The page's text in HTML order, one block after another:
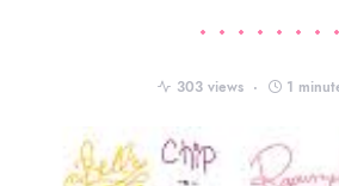
303 views 1